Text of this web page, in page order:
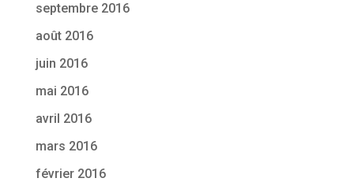
septembre 2016
août 2016
juin 2016
mai 2016
avril 2016
mars 2016
février 2016